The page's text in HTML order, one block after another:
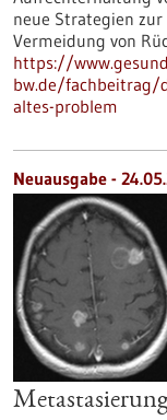
neue Strategien
Vermeidung von
https://
bw.de/fachbeitrag/
altes-problem
Neuausgabe -